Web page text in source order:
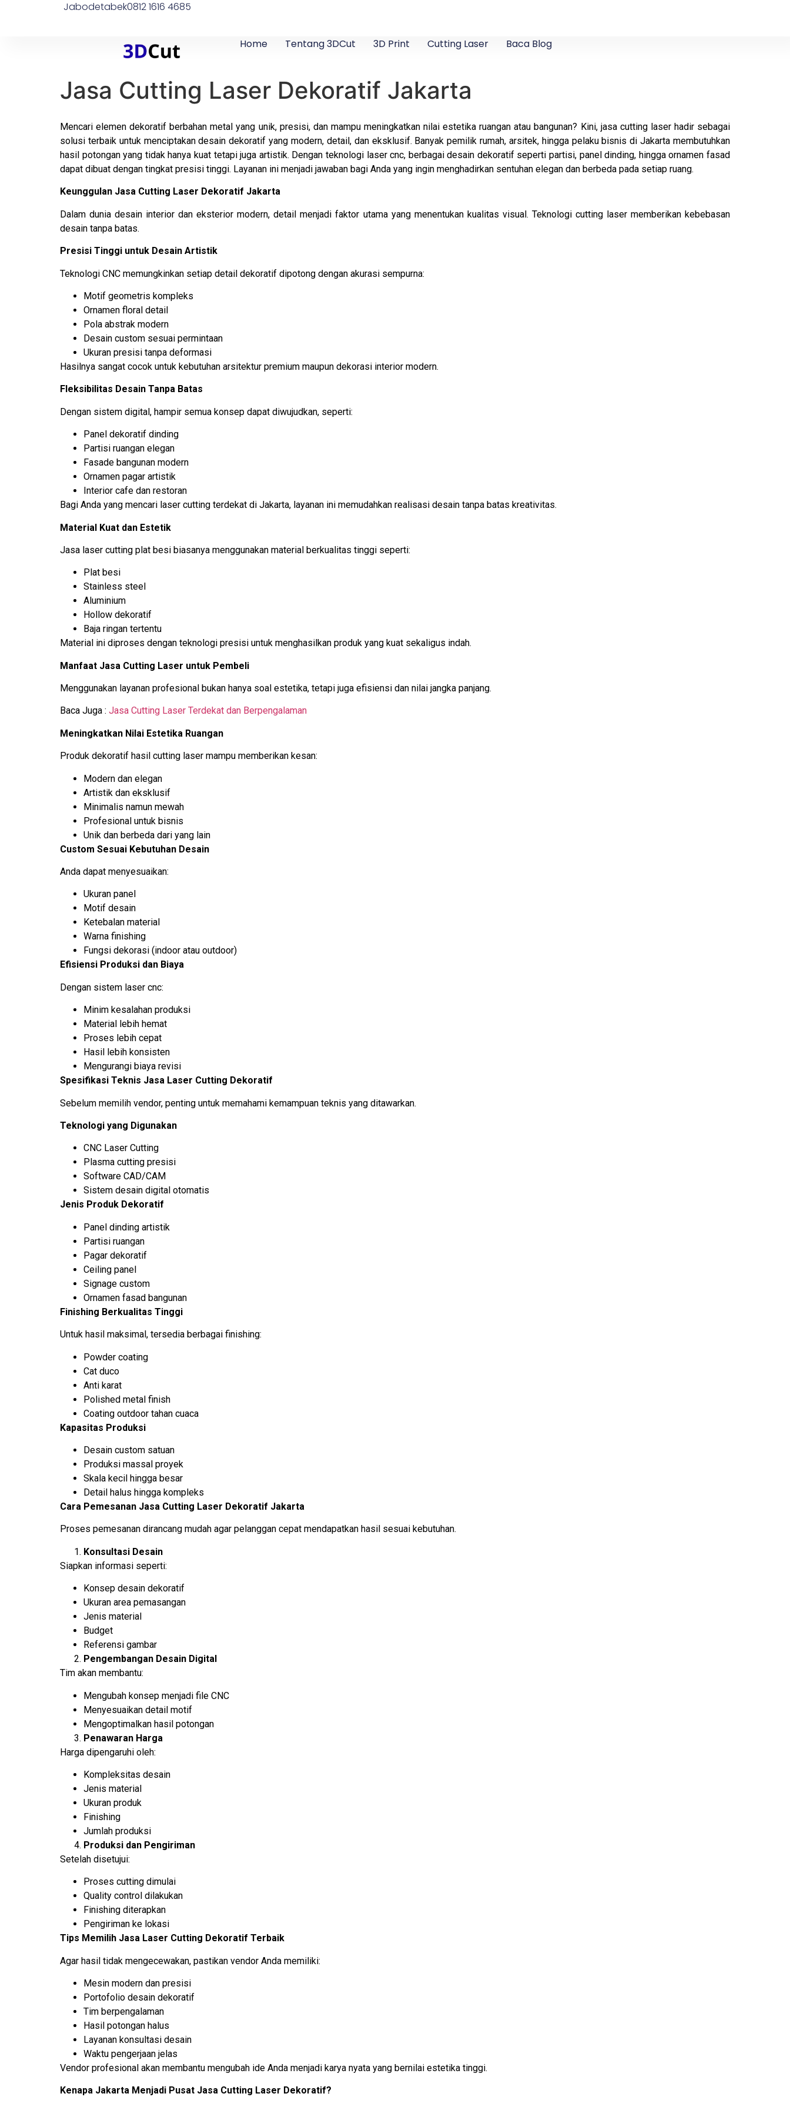
Jabodetabek0812 1616 4685
Home Tentang 3DCut 3D Print Cutting Laser Baca Blog
Jasa Cutting Laser Dekoratif Jakarta
Mencari elemen dekoratif berbahan metal yang unik, presisi, dan mampu meningkatkan nilai estetika ruangan atau bangunan? Kini, jasa cutting laser hadir sebagai
solusi terbaik untuk menciptakan desain dekoratif yang modern, detail, dan eksklusif. Banyak pemilik rumah, arsitek, hingga pelaku bisnis di Jakarta membutuhkan
hasil potongan yang tidak hanya kuat tetapi juga artistik. Dengan teknologi laser cnc, berbagai desain dekoratif seperti partisi, panel dinding, hingga ornamen fasad
dapat dibuat dengan tingkat presisi tinggi. Layanan ini menjadi jawaban bagi Anda yang ingin menghadirkan sentuhan elegan dan berbeda pada setiap ruang.
Keunggulan Jasa Cutting Laser Dekoratif Jakarta
Dalam dunia desain interior dan eksterior modern, detail menjadi faktor utama yang menentukan kualitas visual. Teknologi cutting laser memberikan kebebasan
desain tanpa batas.
Presisi Tinggi untuk Desain Artistik
Teknologi CNC memungkinkan setiap detail dekoratif dipotong dengan akurasi sempurna:
Motif geometris kompleks
Ornamen floral detail
Pola abstrak modern
Desain custom sesuai permintaan
Ukuran presisi tanpa deformasi
Hasilnya sangat cocok untuk kebutuhan arsitektur premium maupun dekorasi interior modern.
Fleksibilitas Desain Tanpa Batas
Dengan sistem digital, hampir semua konsep dapat diwujudkan, seperti:
Panel dekoratif dinding
Partisi ruangan elegan
Fasade bangunan modern
Ornamen pagar artistik
Interior cafe dan restoran
Bagi Anda yang mencari laser cutting terdekat di Jakarta, layanan ini memudahkan realisasi desain tanpa batas kreativitas.
Material Kuat dan Estetik
Jasa laser cutting plat besi biasanya menggunakan material berkualitas tinggi seperti:
Plat besi
Stainless steel
Aluminium
Hollow dekoratif
Baja ringan tertentu
Material ini diproses dengan teknologi presisi untuk menghasilkan produk yang kuat sekaligus indah.
Manfaat Jasa Cutting Laser untuk Pembeli
Menggunakan layanan profesional bukan hanya soal estetika, tetapi juga efisiensi dan nilai jangka panjang.
Baca Juga : Jasa Cutting Laser Terdekat dan Berpengalaman
Meningkatkan Nilai Estetika Ruangan
Produk dekoratif hasil cutting laser mampu memberikan kesan:
Modern dan elegan
Artistik dan eksklusif
Minimalis namun mewah
Profesional untuk bisnis
Unik dan berbeda dari yang lain
Custom Sesuai Kebutuhan Desain
Anda dapat menyesuaikan:
Ukuran panel
Motif desain
Ketebalan material
Warna finishing
Fungsi dekorasi (indoor atau outdoor)
Efisiensi Produksi dan Biaya
Dengan sistem laser cnc:
Minim kesalahan produksi
Material lebih hemat
Proses lebih cepat
Hasil lebih konsisten
Mengurangi biaya revisi
Spesifikasi Teknis Jasa Laser Cutting Dekoratif
Sebelum memilih vendor, penting untuk memahami kemampuan teknis yang ditawarkan.
Teknologi yang Digunakan
CNC Laser Cutting
Plasma cutting presisi
Software CAD/CAM
Sistem desain digital otomatis
Jenis Produk Dekoratif
Panel dinding artistik
Partisi ruangan
Pagar dekoratif
Ceiling panel
Signage custom
Ornamen fasad bangunan
Finishing Berkualitas Tinggi
Untuk hasil maksimal, tersedia berbagai finishing:
Powder coating
Cat duco
Anti karat
Polished metal finish
Coating outdoor tahan cuaca
Kapasitas Produksi
Desain custom satuan
Produksi massal proyek
Skala kecil hingga besar
Detail halus hingga kompleks
Cara Pemesanan Jasa Cutting Laser Dekoratif Jakarta
Proses pemesanan dirancang mudah agar pelanggan cepat mendapatkan hasil sesuai kebutuhan.
Konsultasi Desain
Siapkan informasi seperti:
Konsep desain dekoratif
Ukuran area pemasangan
Jenis material
Budget
Referensi gambar
Pengembangan Desain Digital
Tim akan membantu:
Mengubah konsep menjadi file CNC
Menyesuaikan detail motif
Mengoptimalkan hasil potongan
Penawaran Harga
Harga dipengaruhi oleh:
Kompleksitas desain
Jenis material
Ukuran produk
Finishing
Jumlah produksi
Produksi dan Pengiriman
Setelah disetujui:
Proses cutting dimulai
Quality control dilakukan
Finishing diterapkan
Pengiriman ke lokasi
Tips Memilih Jasa Laser Cutting Dekoratif Terbaik
Agar hasil tidak mengecewakan, pastikan vendor Anda memiliki:
Mesin modern dan presisi
Portofolio desain dekoratif
Tim berpengalaman
Hasil potongan halus
Layanan konsultasi desain
Waktu pengerjaan jelas
Vendor profesional akan membantu mengubah ide Anda menjadi karya nyata yang bernilai estetika tinggi.
Kenapa Jakarta Menjadi Pusat Jasa Cutting Laser Dekoratif?